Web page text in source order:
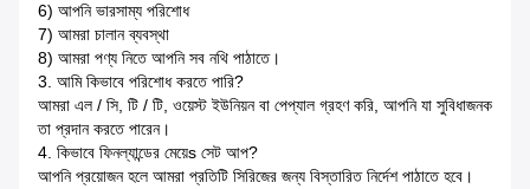
6) আপনি ভারসাম্য পরিশোধ
7) আমরা চালান ব্যবস্থা
8) আমরা পণ্য নিতে আপনি সব নথি পাঠাতে।
3. আমি কিভাবে পরিশোধ করতে পারি?
আমরা এল / সি, টি / টি, ওয়েস্ট ইউনিয়ন বা পেপ্যাল ​​গ্রহণ করি, আপনি যা সুবিধাজনক
তা প্রদান করতে পারেন।
4. কিভাবে ফিনল্যান্ডের মেয়েs সেট আপ?
আপনি প্রয়োজন হলে আমরা প্রতিটি সিরিজের জন্য বিস্তারিত নির্দেশ পাঠাতে হবে।